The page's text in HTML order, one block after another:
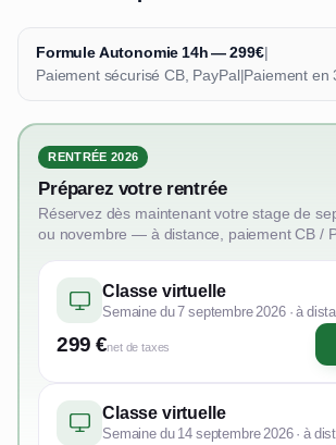
Formule Autonomie 14h — 299€|
Paiement sécurisé CB, PayPal|Paiement en
RENTRÉE 2026
Préparez votre rentrée
Réservez dès maintenant votre stage de
ou novembre — à distance, paiement CB /
Classe virtuelle
Semaine du 7 septembre 2026 · à
299 €net de taxes
Classe virtuelle
Semaine du 14 septembre 2026 · à